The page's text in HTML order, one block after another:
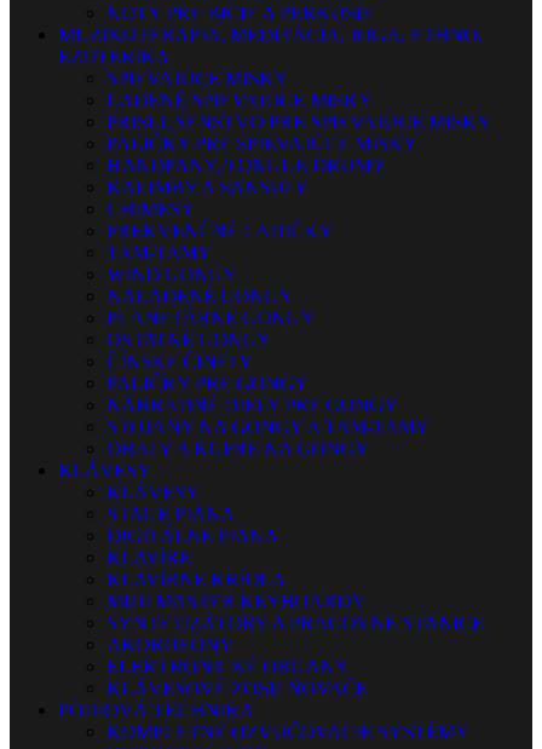
NOTY PRE BICIE A PERKUSIE
MUZIKOTERAPIA, MEDITÁCIA, JOGA, ETHNO,
EZOTERIKA
SPIEVAJÚCE MISKY
LADENÉ SPIEVAJÚCE MISKY
PRISLUŠENSTVO PRE SPIEVAJÚCE MISKY
PALIČKY PRE SPIEVAJÚCE MISKY
HANDPANY, TONGUE DRUMY
KALIMBY A SANSULY
CHIMESY
FREKVENČNÉ LADIČKY
TAM-TAMY
WIND GONGY
NALADENÉ GONGY
PLANETÁRNE GONGY
OSTATNÉ GONGY
ČÍNSKE ČINELY
PALIČKY PRE GONGY
NÁHRADNÉ DIELY PRE GONGY
STOJANY NA GONGY A TAM-TAMY
OBALY A KUFRE NA GONGY
KLÁVESY
KLÁVESY
STAGE PIÁNA
DIGITÁLNE PIÁNA
KLAVÍRE
KLAVÍRNE KRÍDLA
MIDI MASTER KEYBOARDY
SYNTETIZÁTORY A PRACOVNÉ STANICE
AKORDEÓNY
ELEKTRONICKÉ ORGANY
KLÁVESOVÉ ZOSILŇOVAČE
PÓDIOVÁ TECHNIKA
KOMPLETNÉ OZVUČOVACIE SYSTÉMY